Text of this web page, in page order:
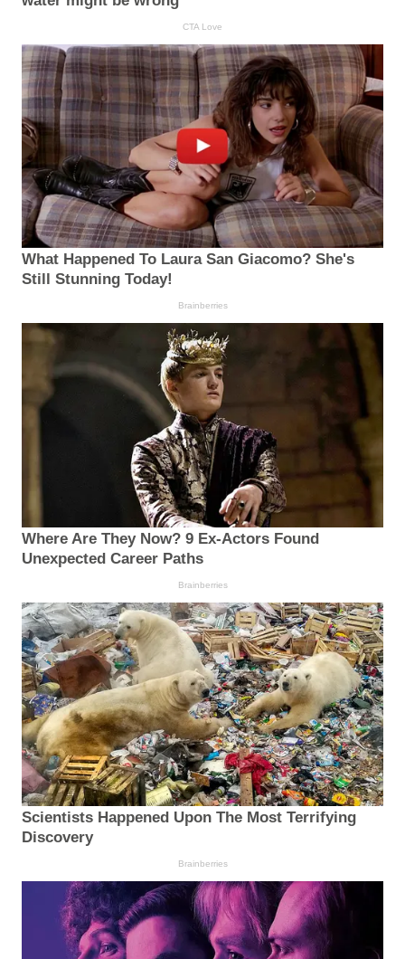
CTA Love
What Happened To Laura San Giacomo? She's
Still Stunning Today!
Brainberries
Where Are They Now? 9 Ex-Actors Found
Unexpected Career Paths
Brainberries
Scientists Happened Upon The Most Terrifying
Discovery
Brainberries